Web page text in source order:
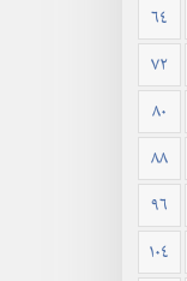
٦٤
٧٢
٨٠
٨٨
٩٦
١٠٤